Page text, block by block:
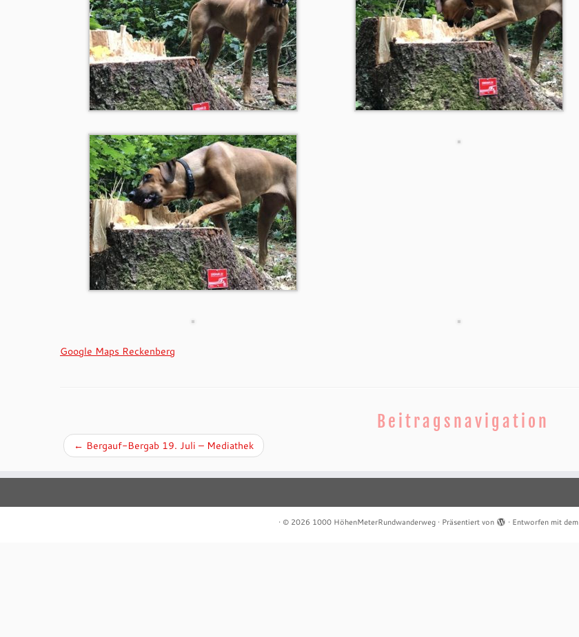
Google Maps Reckenberg
Beitragsnavigation
← Bergauf-Bergab 19. Juli – Mediathek
· © 2026 1000 HöhenMeterRundwanderweg· Präsentiert von · Entworfen mit dem